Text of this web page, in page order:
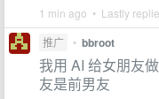
1 min ago • Lastly
推广 • bbroot
我用 AI 给女朋友
友是前男友